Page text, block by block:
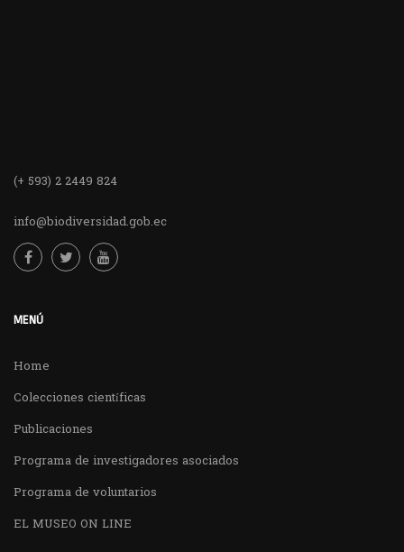
(+ 593) 2 2449 824
info@biodiversidad.gob.ec
MENÚ
Home
Colecciones científicas
Publicaciones
Programa de investigadores asociados
Programa de voluntarios
EL MUSEO ON LINE